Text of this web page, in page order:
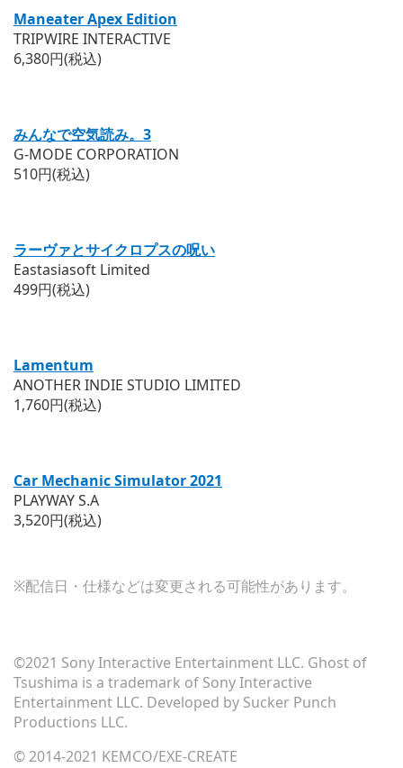
Maneater Apex Edition
TRIPWIRE INTERACTIVE
6,380円(税込)
みんなで空気読み。3
G-MODE CORPORATION
510円(税込)
ラーヴァとサイクロプスの呪い
Eastasiasoft Limited
499円(税込)
Lamentum
ANOTHER INDIE STUDIO LIMITED
1,760円(税込)
Car Mechanic Simulator 2021
PLAYWAY S.A
3,520円(税込)
※配信日・仕様などは変更される可能性があります。
©2021 Sony Interactive Entertainment LLC. Ghost of
Tsushima is a trademark of Sony Interactive
Entertainment LLC. Developed by Sucker Punch
Productions LLC.
© 2014-2021 KEMCO/EXE-CREATE